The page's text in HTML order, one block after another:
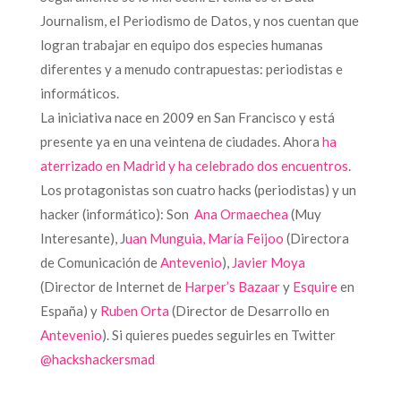
Journalism, el Periodismo de Datos, y nos cuentan que
logran trabajar en equipo dos especies humanas
diferentes y a menudo contrapuestas: periodistas e
informáticos.
La iniciativa nace en 2009 en San Francisco y está
presente ya en una veintena de ciudades. Ahora ha
aterrizado en Madrid y ha celebrado dos encuentros.
Los protagonistas son cuatro hacks (periodistas) y un
hacker (informático): Son Ana Ormaechea (Muy
Interesante), Juan Munguia, María Feijoo (Directora
de Comunicación deAntevenio), Javier Moya
(Director de Internet de Harper’s Bazaary Esquireen
España) y Ruben Orta (Director de Desarrollo en
Antevenio). Si quieres puedes seguirles en Twitter
@hackshackersmad